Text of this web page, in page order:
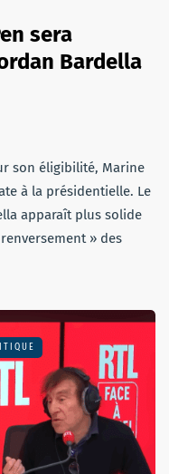
sera
Bardella
son éligibilité, Marine
à la présidentielle. Le
apparaît plus solide
» des